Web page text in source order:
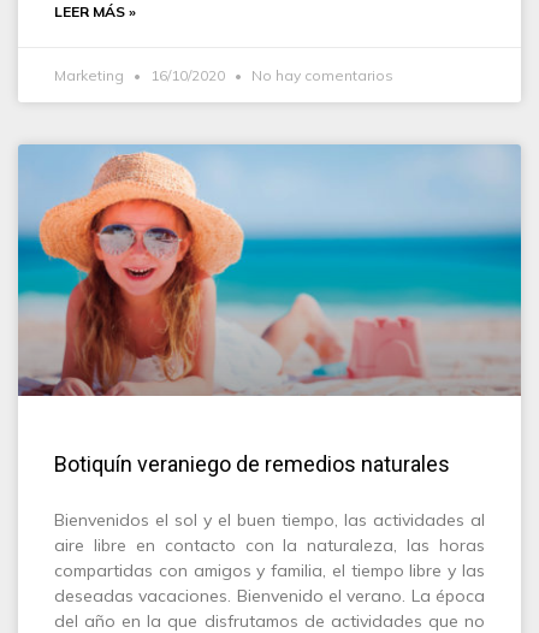
LEER MÁS »
Marketing 16/10/2020 No hay comentarios
Botiquín veraniego de remedios naturales
Bienvenidos el sol y el buen tiempo, las actividades al
aire libre en contacto con la naturaleza, las horas
compartidas con amigos y familia, el tiempo libre y las
deseadas vacaciones. Bienvenido el verano. La época
del año en la que disfrutamos de actividades que no